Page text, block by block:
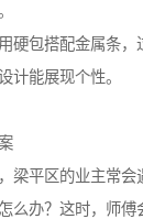
硬包搭配金属条，
计能展现个性。
梁平区的业主常会
么办？这时，师傅